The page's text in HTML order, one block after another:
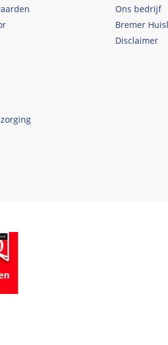
Ons bedrijf
Bremer
Disclaimer